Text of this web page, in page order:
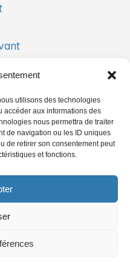
utilisons des technologies
accéder aux informations des
nous permettra de traiter
de navigation ou les ID uniques
de retirer son consentement peut
et fonctions.
Confidentialité